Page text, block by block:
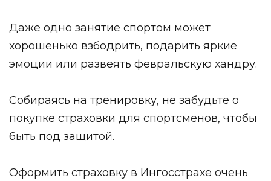
Даже одно занятие спортом может
хорошенько взбодрить, подарить яркие
эмоции или развеять февральскую хандру.
Собираясь на тренировку, не забудьте о
покупке страховки для спортсменов, чтобы
быть под защитой.
Оформить страховку в Ингосстрахе очень